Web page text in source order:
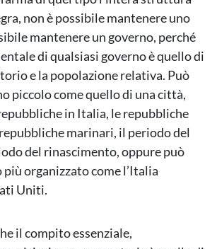
non è possibile mantenere uno
mantenere un governo, perché
di qualsiasi governo è quello di
e la popolazione relativa. Può
piccolo come quello di una città,
in Italia, le repubbliche
marinari, il periodo del
del rinascimento, oppure può
più organizzato come l’Italia
Uniti.
il compito essenziale,